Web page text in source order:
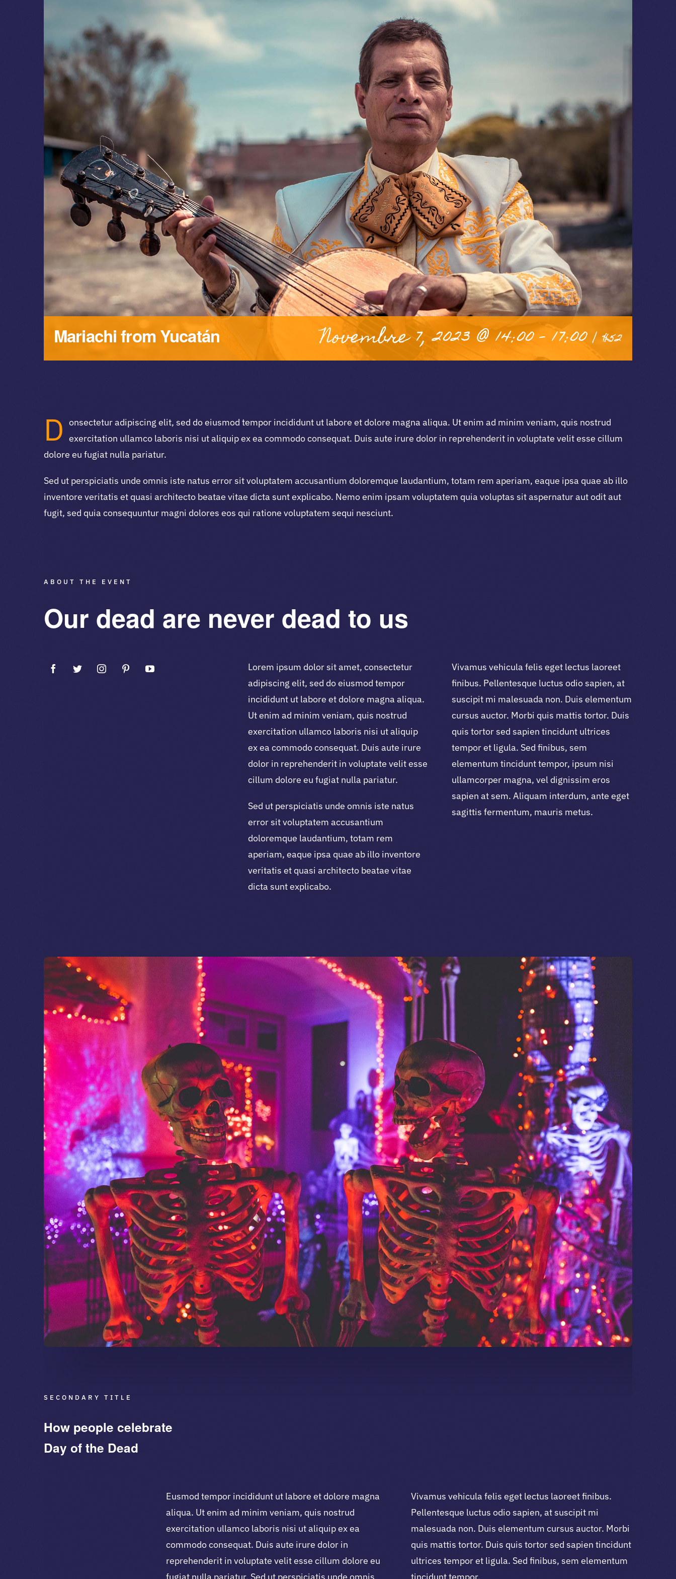
Mariachi from Yucatán Novembre 7, 2023 @ 14:00-17:00| $52
D onsectetur adipiscing elit, sed do eiusmod tempor incididunt ut labore et dolore magna aliqua. Ut enim ad minim veniam, quis nostrud
exercitation ullamco laboris nisi ut aliquip ex ea commodo consequat. Duis aute irure dolor in reprehenderit in voluptate velit esse cillum
dolore eu fugiat nulla pariatur.
Sed ut perspiciatis unde omnis iste natus error sit voluptatem accusantium doloremque laudantium, totam rem aperiam, eaque ipsa quae ab illo
inventore veritatis et quasi architecto beatae vitae dicta sunt explicabo. Nemo enim ipsam voluptatem quia voluptas sit aspernatur aut odit aut
fugit, sed quia consequuntur magni dolores eos qui ratione voluptatem sequi nesciunt.
ABOUT THE EVENT
Our dead are never dead to us
Lorem ipsum dolor sit amet, consectetur
adipiscing elit, sed do eiusmod tempor
incididunt ut labore et dolore magna aliqua.
Ut enim ad minim veniam, quis nostrud
exercitation ullamco laboris nisi ut aliquip
ex ea commodo consequat. Duis aute irure
dolor in reprehenderit in voluptate velit esse
cillum dolore eu fugiat nulla pariatur.
Sed ut perspiciatis unde omnis iste natus
error sit voluptatem accusantium
doloremque laudantium, totam rem
aperiam, eaque ipsa quae ab illo inventore
veritatis et quasi architecto beatae vitae
dicta sunt explicabo.
Vivamus vehicula felis eget lectus laoreet
finibus. Pellentesque luctus odio sapien, at
suscipit mi malesuada non. Duis elementum
cursus auctor. Morbi quis mattis tortor. Duis
quis tortor sed sapien tincidunt ultrices
tempor et ligula. Sed finibus, sem
elementum tincidunt tempor, ipsum nisi
ullamcorper magna, vel dignissim eros
sapien at sem. Aliquam interdum, ante eget
sagittis fermentum, mauris metus.
SECONDARY TITLE
How people celebrate
Day of the Dead
Eusmod tempor incididunt ut labore et dolore magna
aliqua. Ut enim ad minim veniam, quis nostrud
exercitation ullamco laboris nisi ut aliquip ex ea
commodo consequat. Duis aute irure dolor in
reprehenderit in voluptate velit esse cillum dolore eu
Vivamus vehicula felis eget lectus laoreet finibus.
Pellentesque luctus odio sapien, at suscipit mi
malesuada non. Duis elementum cursus auctor. Morbi
quis mattis tortor. Duis quis tortor sed sapien tincidunt
ultrices tempor et ligula. Sed finibus, sem elementum